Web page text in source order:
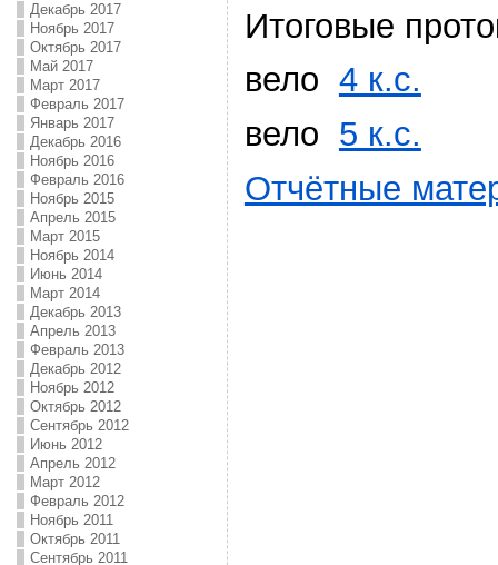
Декабрь 2017
Ноябрь 2017
Октябрь 2017
Май 2017
Март 2017
Февраль 2017
Январь 2017
Декабрь 2016
Ноябрь 2016
Февраль 2016
Ноябрь 2015
Апрель 2015
Март 2015
Ноябрь 2014
Июнь 2014
Март 2014
Декабрь 2013
Апрель 2013
Февраль 2013
Декабрь 2012
Ноябрь 2012
Октябрь 2012
Сентябрь 2012
Июнь 2012
Апрель 2012
Март 2012
Февраль 2012
Ноябрь 2011
Октябрь 2011
Сентябрь 2011
Итоговые
вело 4 к.с.
вело 5 к.с.
Отчётные